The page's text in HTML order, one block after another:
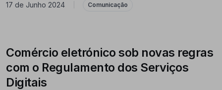
17 de Junho 2024 Comunicação
Comércio eletrónico sob novas regras
com o Regulamento dos Serviços
Digitais